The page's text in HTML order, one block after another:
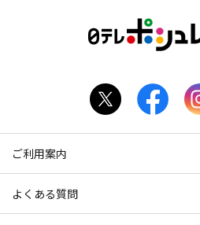
ご利用案内
よくある質問